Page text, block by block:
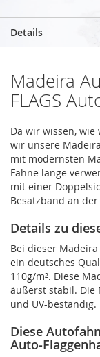
Details
Madeira
FLAGS
Da wir wissen,
wir unsere
mit modernsten
Fahne lange
mit einer
Besatzband an
Details zu
Bei dieser
ein deutsches
110g/m². Diese
äußerst stabil. Die
und UV-beständig.
Diese
Auto-